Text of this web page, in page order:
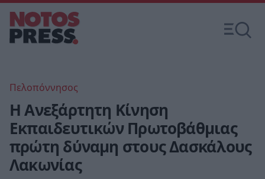
Πελοπόννησος
Η Ανεξάρτητη Κίνηση
Εκπαιδευτικών Πρωτοβάθμιας
πρώτη δύναμη στους Δασκάλους
Λακωνίας